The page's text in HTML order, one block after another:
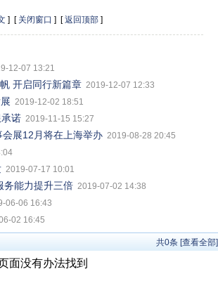
] [ 关闭窗口 ] [返回顶部 ]
12-07 13:21
开启同行新篇章 2019-12-07 12:33
2019-12-02 18:51
诺 2019-11-15 15:27
展12月将在上海举办 2019-08-28 20:45
2019-07-17 10:01
务能力提升三倍 2019-07-02 14:38
06-06 16:43
02 16:45
共0条 [查看全部]